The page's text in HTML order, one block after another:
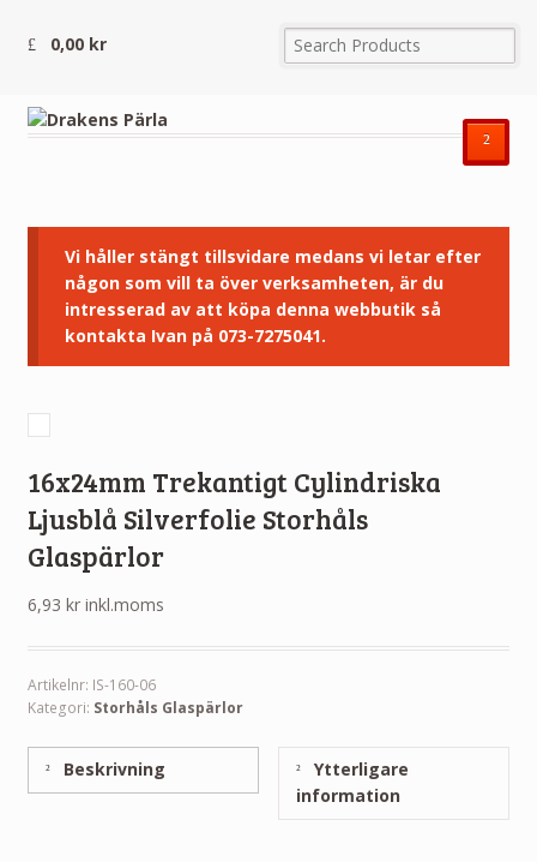
0,00 kr
²
Vi håller stängt tillsvidare medans vi letar efter
någon som vill ta över verksamheten, är du
intresserad av att köpa denna webbutik så
kontakta Ivan på 073-7275041.
16x24mm Trekantigt Cylindriska
Ljusblå Silverfolie Storhåls
Glaspärlor
6,93 kr inkl.moms
Artikelnr: IS-160-06
Kategori: Storhåls Glaspärlor
Beskrivning
Ytterligare
information